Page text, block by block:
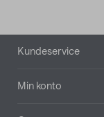
Bunntekst
Kundeservice
Min konto